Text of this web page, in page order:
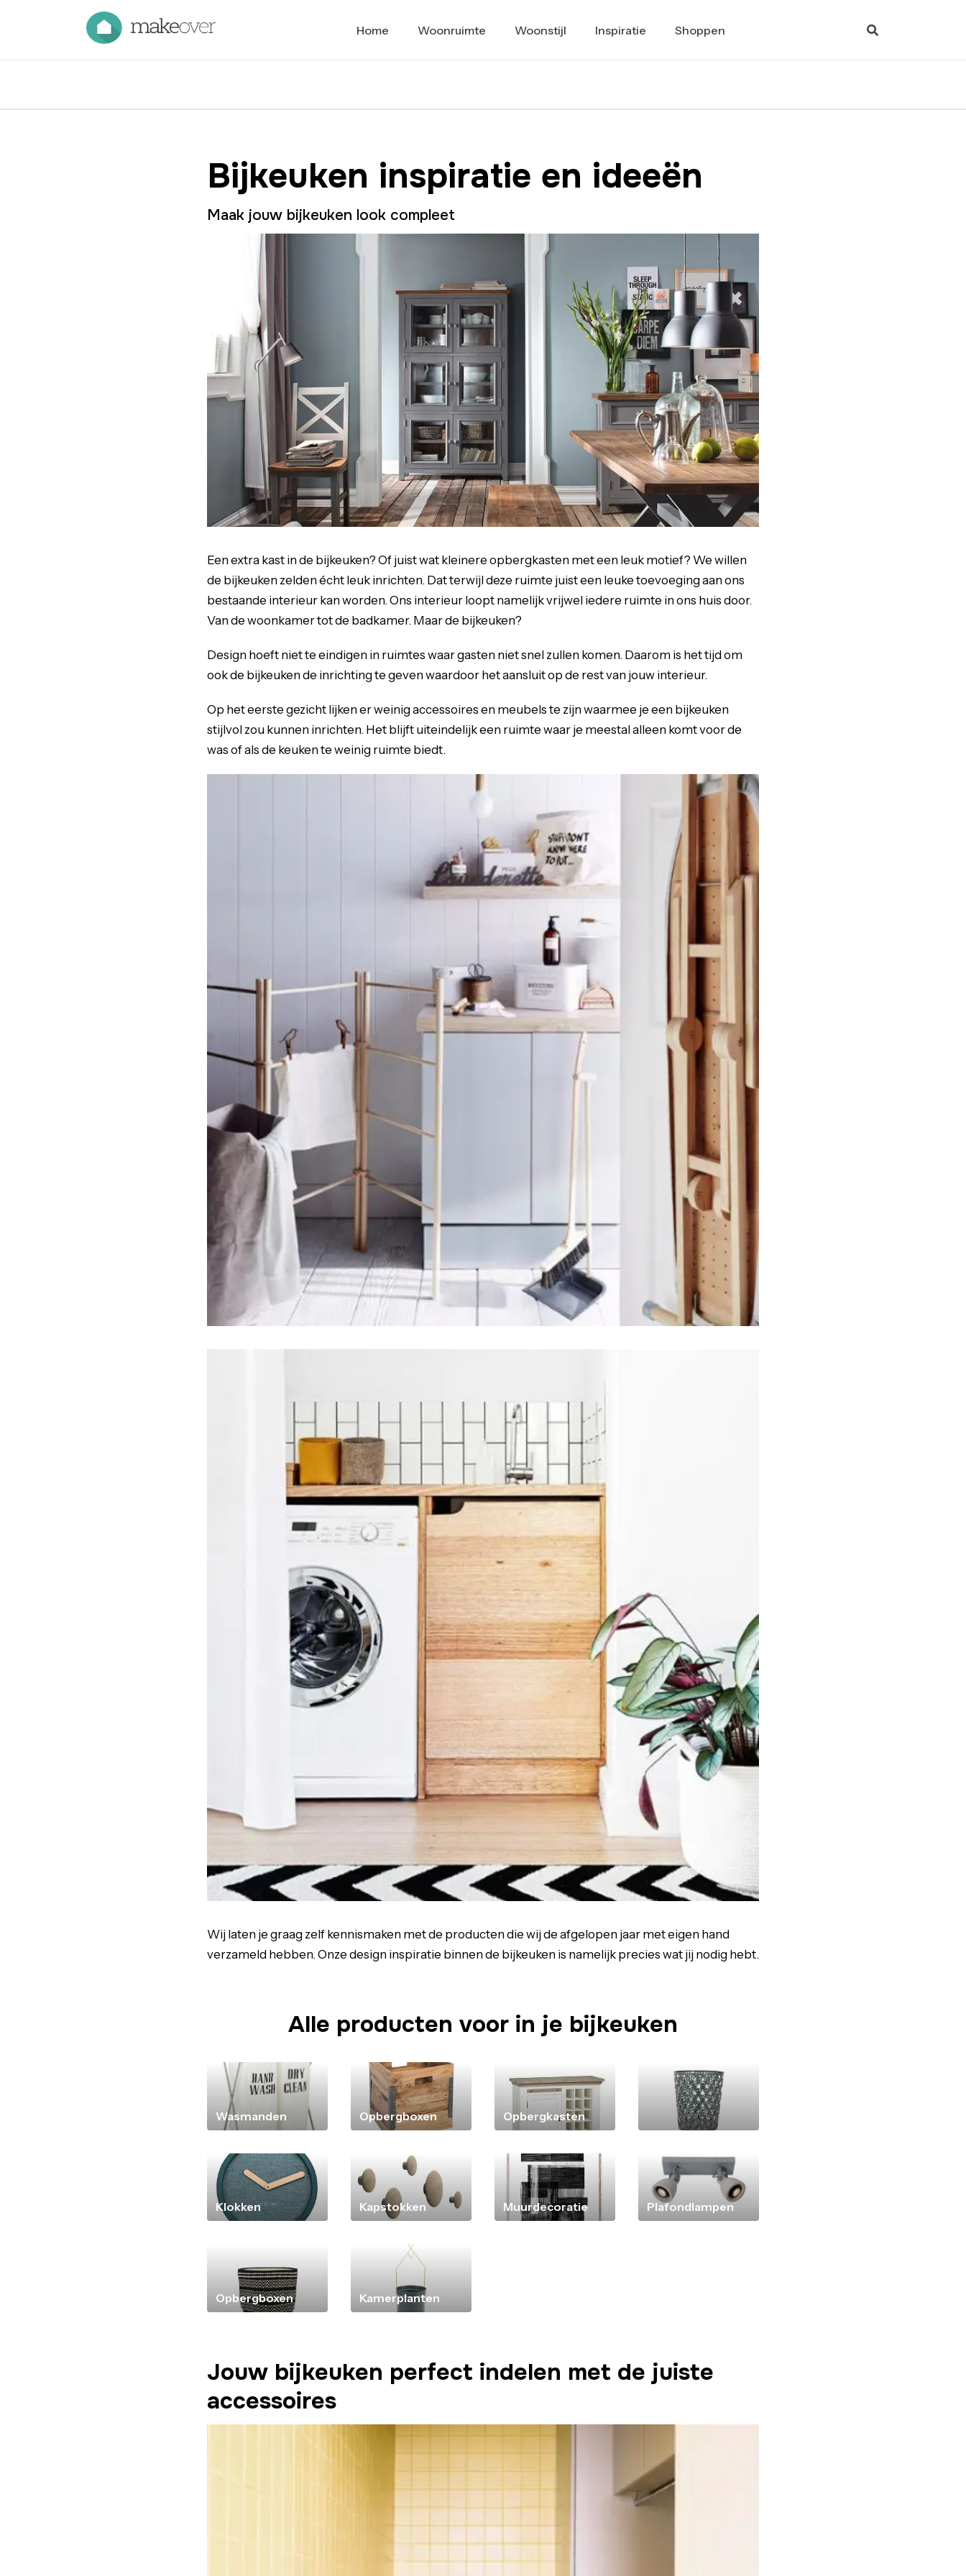
Home Woonruimte Woonstijl Inspiratie Shoppen
Bijkeuken inspiratie en ideeën
Maak jouw bijkeuken look compleet
Een extra kast in de bijkeuken? Of juist wat kleinere opbergkasten met een leuk motief? We willen
de bijkeuken zelden écht leuk inrichten. Dat terwijl deze ruimte juist een leuke toevoeging aan ons
bestaande interieur kan worden. Ons interieur loopt namelijk vrijwel iedere ruimte in ons huis door.
Van de woonkamer tot de badkamer. Maar de bijkeuken?
Design hoeft niet te eindigen in ruimtes waar gasten niet snel zullen komen. Daarom is het tijd om
ook de bijkeuken de inrichting te geven waardoor het aansluit op de rest van jouw interieur.
Op het eerste gezicht lijken er weinig accessoires en meubels te zijn waarmee je een bijkeuken
stijlvol zou kunnen inrichten. Het blijft uiteindelijk een ruimte waar je meestal alleen komt voor de
was of als de keuken te weinig ruimte biedt.
Wij laten je graag zelf kennismaken met de producten die wij de afgelopen jaar met eigen hand
verzameld hebben. Onze design inspiratie binnen de bijkeuken is namelijk precies wat jij nodig hebt.
Alle producten voor in je bijkeuken
Wasmanden Opbergboxen Opbergkasten
Klokken Kapstokken Muurdecoratie Plafondlampen
Opbergboxen Kamerplanten
Jouw bijkeuken perfect indelen met de juiste
accessoires